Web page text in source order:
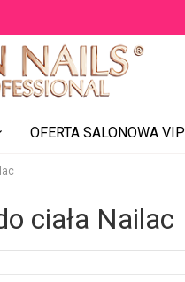
OFERTA SALONOWA VIP
ciała Nailac